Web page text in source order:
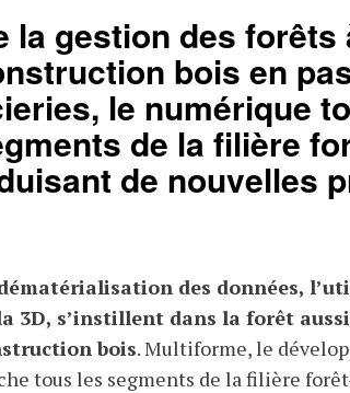
la gestion des forêts
bois en
le numérique
de la filière
de nouvelles
des données,
3D, s’instillent dans la forêt
bois. Multiforme, le
tous les segments de la filière